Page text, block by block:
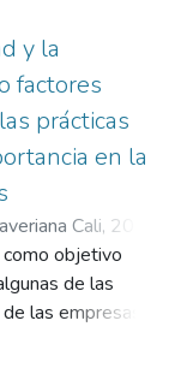
llevado a
hasta
la pregunta de
o lo que
La
"verbo hecho
pensamiento y la
La articulación
vista como una
del ser
y el
como un
y la
factores
prácticas
en la
Cali, 2024
;Usme
objetivo
de las
las empresas
abordando